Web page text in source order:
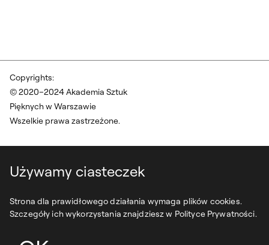
Używamy ciasteczek
Strona dla prawidłowego działania wymaga plików cookies.
Szczegóły ich wykorzystania znajdziesz w Polityce Prywatności.
Copyrights:
© 2020–2024 Akademia Sztuk
Pięknych w Warszawie
Wszelkie prawa zastrzeżone.